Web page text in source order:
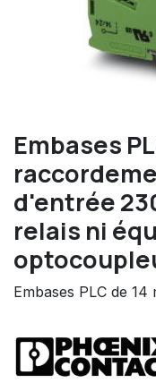
Embases
d'entrée
relais ni
Embases PLC de